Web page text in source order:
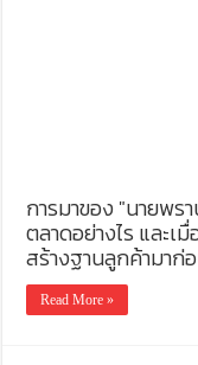
การมาของ "นายพร
ตลาดอย่างไร และเ
สร้างฐานลูกค้ามาก่
Read More »